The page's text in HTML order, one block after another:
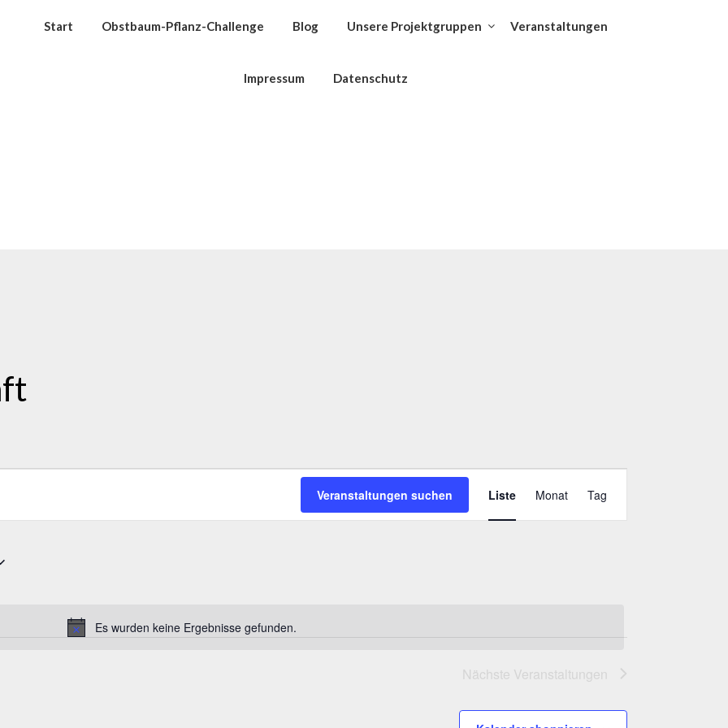
Start Obstbaum-Pflanz-Challenge Blog Unsere Projektgruppen Veranstaltungen
Impressum Datenschutz
Hinweis
Es wurden keine Ergebnisse gefunden.
Veranstaltungen suchen
Ansichten-
Liste Monat Tag
Nächste Veranstaltungen